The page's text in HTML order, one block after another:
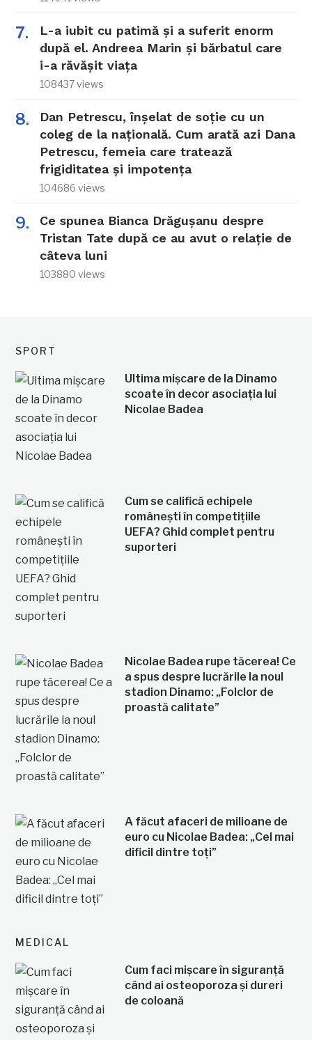
L-a iubit cu patimă și a suferit enorm
după el. Andreea Marin și bărbatul care
i-a răvășit viața
108437 views
Dan Petrescu, înșelat de soție cu un
coleg de la națională. Cum arată azi Dana
Petrescu, femeia care tratează
frigiditatea și impotența
104686 views
Ce spunea Bianca Drăgușanu despre
Tristan Tate după ce au avut o relație de
câteva luni
103880 views
SPORT
Ultima mișcare de la Dinamo
scoate în decor asociația lui
Nicolae Badea
Cum se califică echipele
românești în competițiile
UEFA? Ghid complet pentru
suporteri
Nicolae Badea rupe tăcerea! Ce
a spus despre lucrările la noul
stadion Dinamo: „Folclor de
proastă calitate”
A făcut afaceri de milioane de
euro cu Nicolae Badea: „Cel mai
dificil dintre toți”
MEDICAL
Cum faci mișcare în siguranță
când ai osteoporoza și dureri
de coloană